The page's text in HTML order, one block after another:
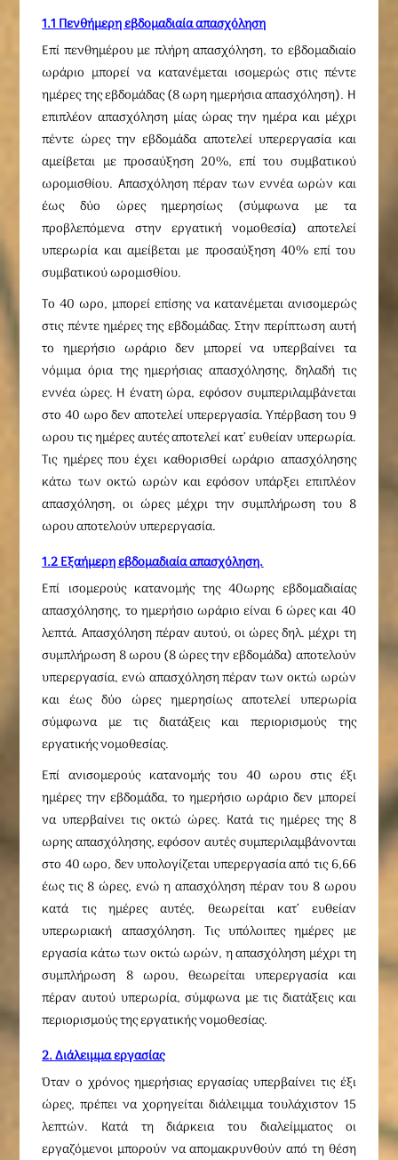
1.1 Πενθήμερη εβδομαδιαία απασχόληση
Επί πενθημέρου με πλήρη απασχόληση, το εβδομαδιαίο
ωράριο μπορεί να κατανέμεται ισομερώς στις πέντε
ημέρες της εβδομάδας (8 ωρη ημερήσια απασχόληση). Η
επιπλέον απασχόληση μίας ώρας την ημέρα και μέχρι
πέντε ώρες την εβδομάδα αποτελεί υπερεργασία και
αμείβεται με προσαύξηση 20%, επί του συμβατικού
ωρομισθίου. Απασχόληση πέραν των εννέα ωρών και
έως δύο ώρες ημερησίως (σύμφωνα με τα
προβλεπόμενα στην εργατική νομοθεσία) αποτελεί
υπερωρία και αμείβεται με προσαύξηση 40% επί του
συμβατικού ωρομισθίου.
Το 40 ωρο, μπορεί επίσης να κατανέμεται ανισομερώς
στις πέντε ημέρες της εβδομάδας. Στην περίπτωση αυτή
το ημερήσιο ωράριο δεν μπορεί να υπερβαίνει τα
νόμιμα όρια της ημερήσιας απασχόλησης, δηλαδή τις
εννέα ώρες. Η ένατη ώρα, εφόσον συμπεριλαμβάνεται
στο 40 ωρο δεν αποτελεί υπερεργασία. Υπέρβαση του 9
ωρου τις ημέρες αυτές αποτελεί κατ’ ευθείαν υπερωρία.
Τις ημέρες που έχει καθορισθεί ωράριο απασχόλησης
κάτω των οκτώ ωρών και εφόσον υπάρξει επιπλέον
απασχόληση, οι ώρες μέχρι την συμπλήρωση του 8
ωρου αποτελούν υπερεργασία.
1.2 Εξαήμερη εβδομαδιαία απασχόληση.
Επί ισομερούς κατανομής της 40ωρης εβδομαδιαίας
απασχόλησης, το ημερήσιο ωράριο είναι 6 ώρες και 40
λεπτά. Απασχόληση πέραν αυτού, οι ώρες δηλ. μέχρι τη
συμπλήρωση 8 ωρου (8 ώρες την εβδομάδα) αποτελούν
υπερεργασία, ενώ απασχόληση πέραν των οκτώ ωρών
και έως δύο ώρες ημερησίως αποτελεί υπερωρία
σύμφωνα με τις διατάξεις και περιορισμούς της
εργατικής νομοθεσίας.
Επί ανισομερούς κατανομής του 40 ωρου στις έξι
ημέρες την εβδομάδα, το ημερήσιο ωράριο δεν μπορεί
να υπερβαίνει τις οκτώ ώρες. Κατά τις ημέρες της 8
ωρης απασχόλησης, εφόσον αυτές συμπεριλαμβάνονται
στο 40 ωρο, δεν υπολογίζεται υπερεργασία από τις 6,66
έως τις 8 ώρες, ενώ η απασχόληση πέραν του 8 ωρου
κατά τις ημέρες αυτές, θεωρείται κατ’ ευθείαν
υπερωριακή απασχόληση. Τις υπόλοιπες ημέρες με
εργασία κάτω των οκτώ ωρών, η απασχόληση μέχρι τη
συμπλήρωση 8 ωρου, θεωρείται υπερεργασία και
πέραν αυτού υπερωρία, σύμφωνα με τις διατάξεις και
περιορισμούς της εργατικής νομοθεσίας.
2. Διάλειμμα εργασίας
Όταν ο χρόνος ημερήσιας εργασίας υπερβαίνει τις έξι
ώρες, πρέπει να χορηγείται διάλειμμα τουλάχιστον 15
λεπτών. Κατά τη διάρκεια του διαλείμματος οι
εργαζόμενοι μπορούν να απομακρυνθούν από τη θέση